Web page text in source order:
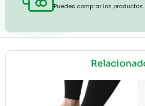
Puedes comprar los